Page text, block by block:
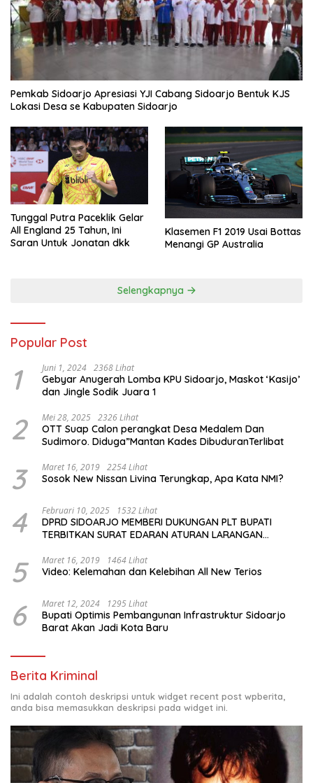
Pemkab Sidoarjo Apresiasi YJI Cabang Sidoarjo Bentuk KJS
Lokasi Desa se Kabupaten Sidoarjo
Tunggal Putra Paceklik Gelar
All England 25 Tahun, Ini
Saran Untuk Jonatan dkk
Klasemen F1 2019 Usai Bottas
Menangi GP Australia
Selengkapnya
Popular Post
1 Juni 1, 2024 2368 Lihat
Gebyar Anugerah Lomba KPU Sidoarjo, Maskot ‘Kasijo’
dan Jingle Sodik Juara 1
2 Mei 28, 2025 2326 Lihat
OTT Suap Calon perangkat Desa Medalem Dan
Sudimoro. Diduga”Mantan Kades DibuduranTerlibat
3 Maret 16, 2019 2254 Lihat
Sosok New Nissan Livina Terungkap, Apa Kata NMI?
4 Februari 10, 2025 1532 Lihat
DPRD SIDOARJO MEMBERI DUKUNGAN PLT BUPATI
TERBITKAN SURAT EDARAN ATURAN LARANGAN
KELUAR KOTA
5 Maret 16, 2019 1464 Lihat
Video: Kelemahan dan Kelebihan All New Terios
6 Maret 12, 2024 1295 Lihat
Bupati Optimis Pembangunan Infrastruktur Sidoarjo
Barat Akan Jadi Kota Baru
Berita Kriminal
Ini adalah contoh deskripsi untuk widget recent post wpberita,
anda bisa memasukkan deskripsi pada widget ini.